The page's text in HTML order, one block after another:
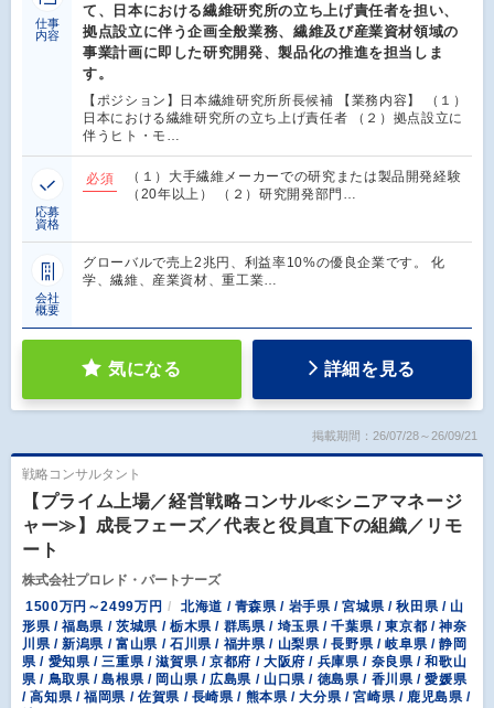
仕事
内容
て、日本における繊維研究所の立ち上げ責任者を担い、
拠点設立に伴う企画全般業務、繊維及び産業資材領域の
事業計画に即した研究開発、製品化の推進を担当しま
す。
【ポジション】日本繊維研究所所長候補 【業務内容】 （１）
日本における繊維研究所の立ち上げ責任者 （２）拠点設立に
伴うヒト・モ…
応募
資格
必須
（１）大手繊維メーカーでの研究または製品開発経験
（20年以上） （２）研究開発部門…
会社
概要
グローバルで売上2兆円、利益率10%の優良企業です。 化
学、繊維、産業資材、重工業…
気になる 詳細を見る
掲載期間：26/07/28～26/09/21
戦略コンサルタント
【プライム上場／経営戦略コンサル≪シニアマネージ
ャー≫】成長フェーズ／代表と役員直下の組織／リモ
ート
株式会社プロレド・パートナーズ
1500万円～2499万円
北海道 / 青森県 / 岩手県 / 宮城県 / 秋田県 / 山
形県 / 福島県 / 茨城県 / 栃木県 / 群馬県 / 埼玉県 / 千葉県 / 東京都 / 神奈
川県 / 新潟県 / 富山県 / 石川県 / 福井県 / 山梨県 / 長野県 / 岐阜県 / 静岡
県 / 愛知県 / 三重県 / 滋賀県 / 京都府 / 大阪府 / 兵庫県 / 奈良県 / 和歌山
県 / 鳥取県 / 島根県 / 岡山県 / 広島県 / 山口県 / 徳島県 / 香川県 / 愛媛県
/ 高知県 / 福岡県 / 佐賀県 / 長崎県 / 熊本県 / 大分県 / 宮崎県 / 鹿児島県 /